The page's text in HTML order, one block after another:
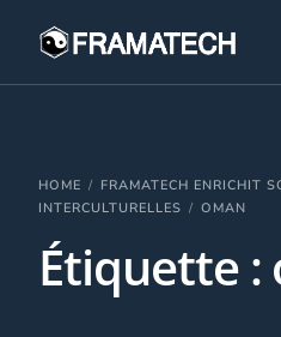
HOME
FRAMATECH ENRICHIT
INTERCULTURELLES
OMAN
Étiquette :
Formations
Performance électronique